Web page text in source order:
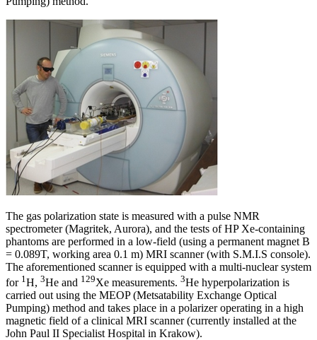
The gas polarization state is measured with a pulse NMR
spectrometer (Magritek, Aurora), and the tests of HP Xe-containing
phantoms are performed in a low-field (using a permanent magnet B
= 0.089T, working area 0.1 m) MRI scanner (with S.M.I.S console).
The aforementioned scanner is equipped with a multi-nuclear system
for 1 H, 3He and 129Xe measurements. 3He hyperpolarization is
carried out using the MEOP (Metsatability Exchange Optical
Pumping) method and takes place in a polarizer operating in a high
magnetic field of a clinical MRI scanner (currently installed at the
John Paul II Specialist Hospital in Krakow).